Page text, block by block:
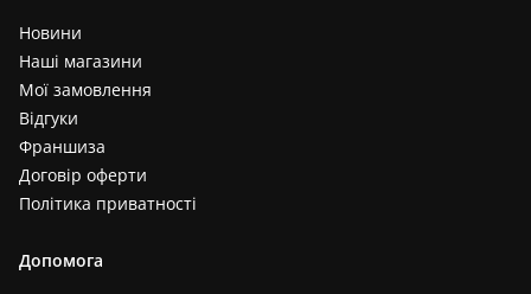
Новини
Наші магазини
Мої замовлення
Відгуки
Франшиза
Договір оферти
Політика приватності
Допомога